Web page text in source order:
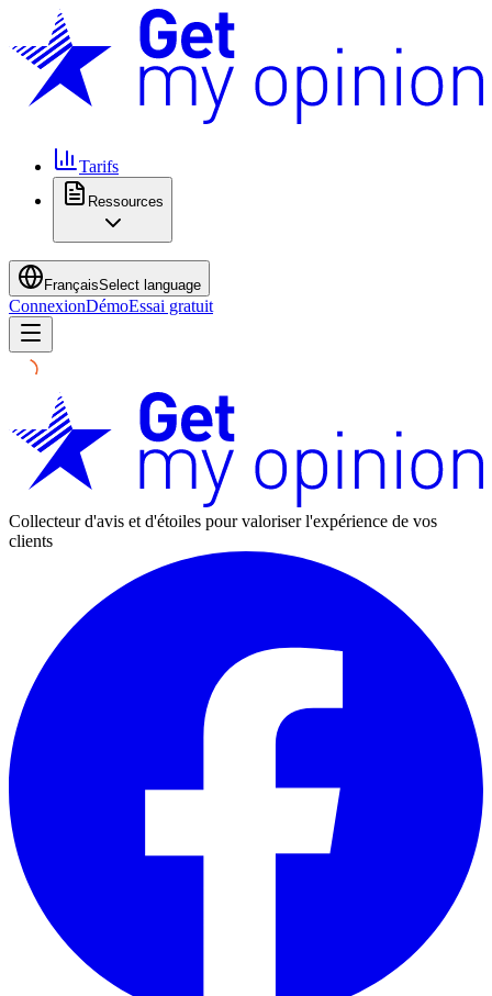
Tarifs
Ressources
FrançaisSelect language
ConnexionDémoEssai gratuit
Collecteur d'avis et d'étoiles pour valoriser l'expérience de vos
clients